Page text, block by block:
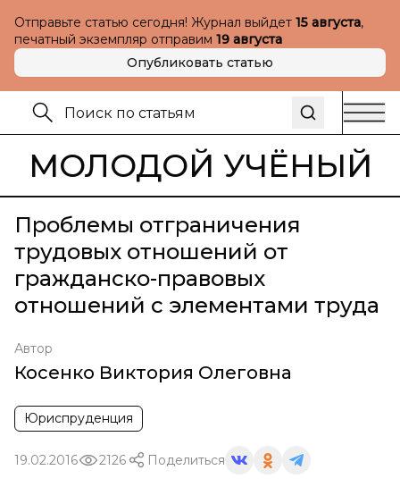
Отправьте статью сегодня! Журнал выйдет 15 августа,
печатный экземпляр отправим 19 августа
Опубликовать статью
МОЛОДОЙ УЧЁНЫЙ
Проблемы отграничения
трудовых отношений от
гражданско-правовых
отношений с элементами труда
Автор
Косенко Виктория Олеговна
Юриспруденция
19.02.2016 2126 Поделиться